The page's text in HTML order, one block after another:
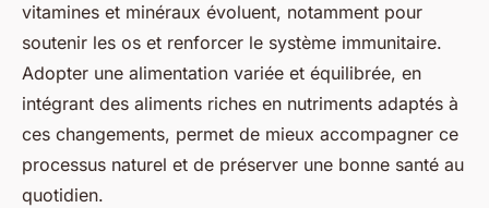
vitamines et minéraux évoluent, notamment pour
soutenir les os et renforcer le système immunitaire.
Adopter une alimentation variée et équilibrée, en
intégrant des aliments riches en nutriments adaptés à
ces changements, permet de mieux accompagner ce
processus naturel et de préserver une bonne santé au
quotidien.